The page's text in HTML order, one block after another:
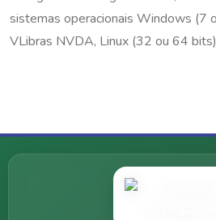
sistemas operacionais Windows (7
VLibras NVDA, Linux (32 ou 64